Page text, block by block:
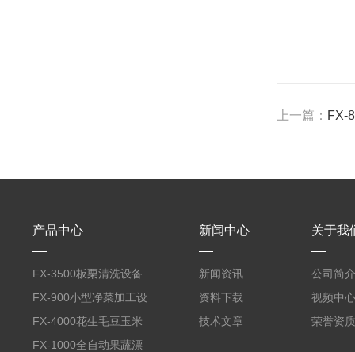
上一篇： FX-
产品中心
FX-3500板栗清洗设备
全自动气泡清洗机
FX-900小型净菜加工设
备野菜清洗机
FX-4000花生毛豆玉米
蒸煮漂烫机
FX-1000全自动果蔬漂
新闻中心
新闻资讯
资料下载
技术文章
关于我
公司简介
视频中心
荣誉资质